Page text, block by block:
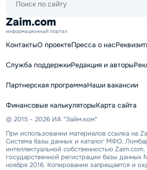
сайту
Zaim.com
информационный портал
КонтактыО проектеПресса о нас
Служба поддержкиРедакция и авторы
Партнерская программаНаши вакансии
Финансовые калькуляторыКарта сайта
© 2015 - 2026 ИА "Займ.ком"
При использовании материалов ссылка на
Система базы данных и каталог МФО,
интеллектуальной собственностью
государственной регистрации базы данных
ноября 2016. Копирование запрещается и